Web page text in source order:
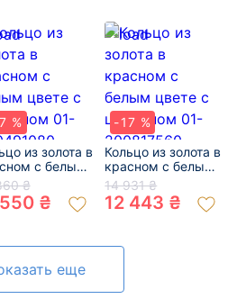
%
из золота в
с белым
с цирконом
₴
₴
-17 %
Кольцо из золота в
красном с белым
цвете с цирконом
01-200817560
14 931 ₴
12 443 ₴
еще